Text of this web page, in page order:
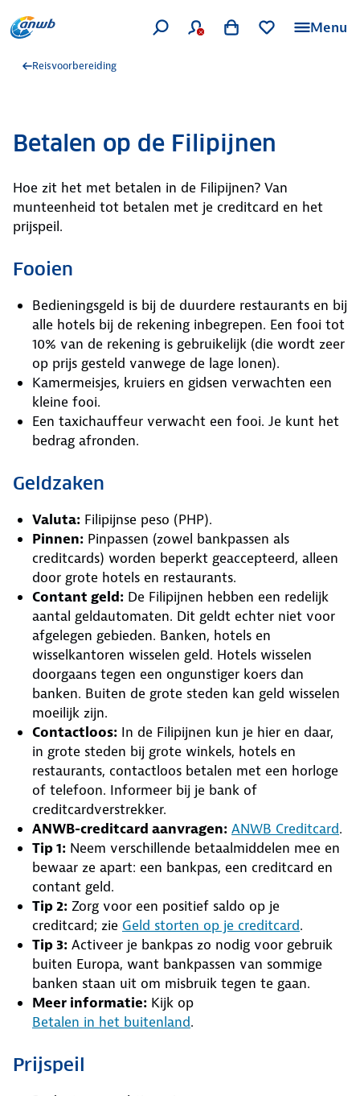
Menu
Reisvoorbereiding
Betalen op de Filipijnen
Hoe zit het met betalen in de Filipijnen? Van
munteenheid tot betalen met je creditcard en het
prijspeil.
Fooien
Bedieningsgeld is bij de duurdere restaurants en bij
alle hotels bij de rekening inbegrepen. Een fooi tot
10% van de rekening is gebruikelijk (die wordt zeer
op prijs gesteld vanwege de lage lonen).
Kamermeisjes, kruiers en gidsen verwachten een
kleine fooi.
Een taxichauffeur verwacht een fooi. Je kunt het
bedrag afronden.
Geldzaken
Valuta: Filipijnse peso (PHP).
Pinnen: Pinpassen (zowel bankpassen als
creditcards) worden beperkt geaccepteerd, alleen
door grote hotels en restaurants.
Contant geld: De Filipijnen hebben een redelijk
aantal geldautomaten. Dit geldt echter niet voor
afgelegen gebieden. Banken, hotels en
wisselkantoren wisselen geld. Hotels wisselen
doorgaans tegen een ongunstiger koers dan
banken. Buiten de grote steden kan geld wisselen
moeilijk zijn.
Contactloos: In de Filipijnen kun je hier en daar,
in grote steden bij grote winkels, hotels en
restaurants, contactloos betalen met een horloge
of telefoon. Informeer bij je bank of
creditcardverstrekker.
ANWB-creditcard aanvragen: ANWB Creditcard.
Tip 1: Neem verschillende betaalmiddelen mee en
bewaar ze apart: een bankpas, een creditcard en
contant geld.
Tip 2: Zorg voor een positief saldo op je
creditcard; zie Geld storten op je creditcard.
Tip 3: Activeer je bankpas zo nodig voor gebruik
buiten Europa, want bankpassen van sommige
banken staan uit om misbruik tegen te gaan.
Meer informatie: Kijk op
Betalen in het buitenland.
Prijspeil